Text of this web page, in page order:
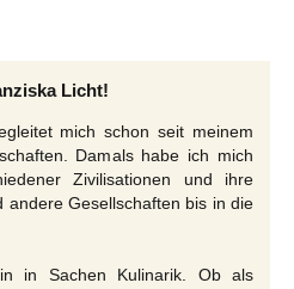
Licht!
mich schon seit meinem
Damals habe ich mich
Zivilisationen und ihre
andere Gesellschaften bis in die
in Sachen Kulinarik. Ob als